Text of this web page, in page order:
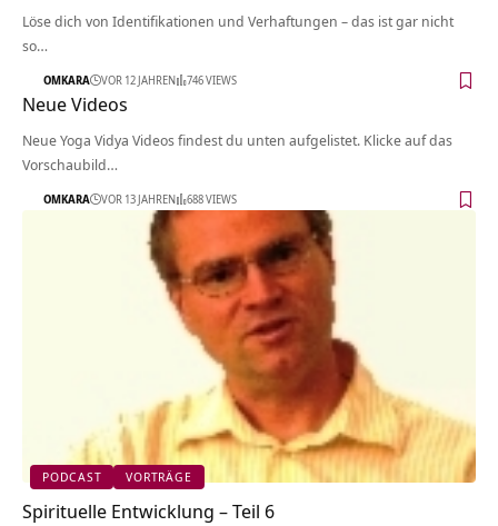
Löse dich von Identifikationen und Verhaftungen – das ist gar nicht
so…
OMKARA VOR 12 JAHREN 746 VIEWS
Neue Videos
Neue Yoga Vidya Videos findest du unten aufgelistet. Klicke auf das
Vorschaubild…
OMKARA VOR 13 JAHREN 688 VIEWS
PODCAST VORTRÄGE
Spirituelle Entwicklung – Teil 6